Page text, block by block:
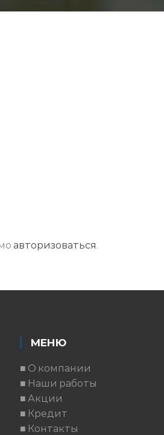
авторизоваться.
МЕНЮ
■ О компании
■ Наши работы
■ Акции
■ Кредит
■ Контакты